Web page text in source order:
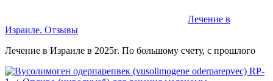
Лечение в
Израиле. Отзывы
Лечение в Израиле в 2025г. По большому счету, с прошлого